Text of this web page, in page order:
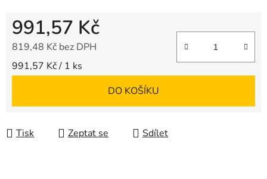
991,57 Kč
819,48 Kč bez DPH
Měrná cena:
991,57 Kč / 1 ks
DO KOŠÍKU
Tisk Zeptat se Sdílet